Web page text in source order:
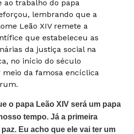
ao trabalho do papa
lembrando que a
Leão XIV remete a
que estabeleceu as
da justiça social na
no início do século
meio da famosa encíclica
o papa Leão XIV será um papa
tempo. Já a primeira
Eu acho que ele vai ter um